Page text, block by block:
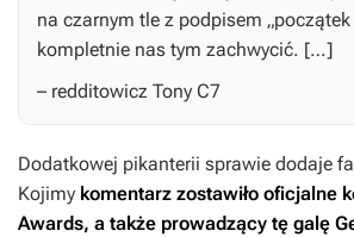
na czarnym tle z podpisem
kompletnie nas tym zachwycić. […]
– redditowicz Tony C7
Dodatkowej pikanterii sprawie dodaje
Kojimy komentarz zostawiło oficjalne
Awards, a także prowadzący tę galę